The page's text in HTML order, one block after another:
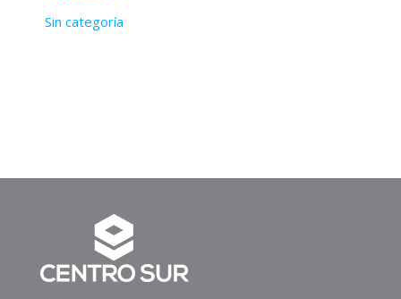
Sin categoría